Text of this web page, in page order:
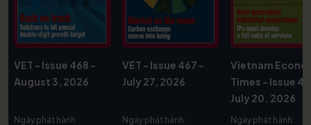
VET - Issue 468 -
August 3, 2026
Ngày phát hành:
VET - Issue 467 -
July 27, 2026
Ngày phát hành:
Vietnam
Times - Issue
July 20. 2026
Ngày phát hành: